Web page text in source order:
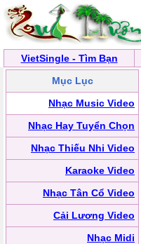
VietSingle - Tìm Bạn
Mục Lục
Nhạc Music Video
Nhạc Hay Tuyển Chọn
Nhạc Thiếu Nhi Video
Karaoke Video
Nhạc Tân Cổ Video
Cải Lương Video
Nhạc Midi